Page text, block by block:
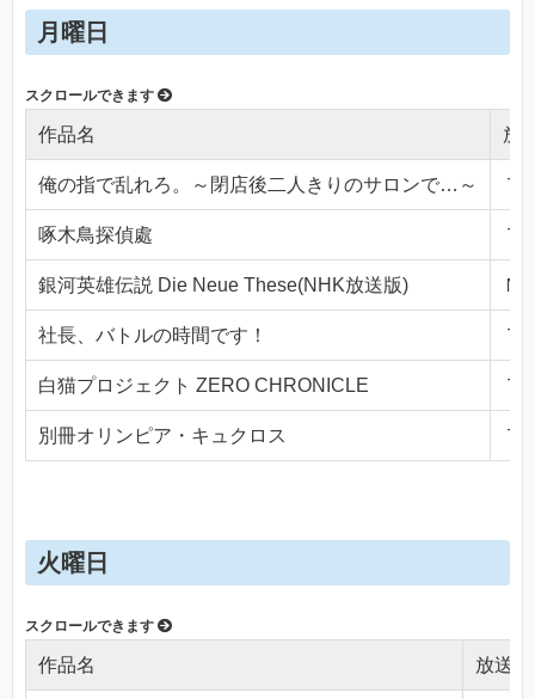
月曜日
作品名 放
俺の指で乱れろ。～閉店後二人きりのサロンで…～ Ｔ
啄木鳥探偵處 Ｔ
銀河英雄伝説 Die Neue These(NHK放送版) Ｎ
社長、バトルの時間です！ Ｔ
白猫プロジェクト ZERO CHRONICLE Ｔ
別冊オリンピア・キュクロス Ｔ
火曜日
作品名 放送局